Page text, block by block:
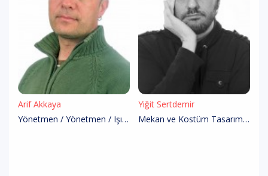
Arif Akkaya
Yönetmen / Yönetmen / Işık Tasarımı
Yiğit Sertdemir
Mekan ve Kostüm Tasarımı / Kostüm Tasarım / Dekor Tasarım